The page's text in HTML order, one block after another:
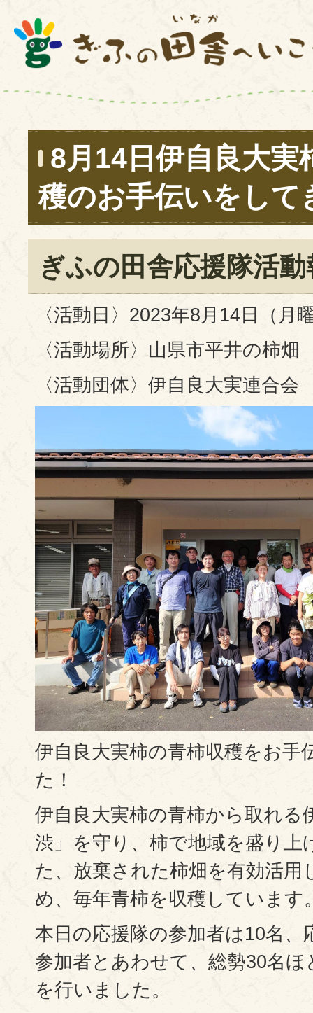
8月14日伊自良大実
穫のお手伝いをして
ぎふの田舎応援隊活動
〈活動日〉2023年8月14日（月
〈活動場所〉山県市平井の柿畑
〈活動団体〉伊自良大実連合会
伊自良大実柿の青柿収穫をお手
た！
伊自良大実柿の青柿から取れる
渋」を守り、柿で地域を盛り上
た、放棄された柿畑を有効活用
め、毎年青柿を収穫しています
本日の応援隊の参加者は10名、
参加者とあわせて、総勢30名
を行いました。